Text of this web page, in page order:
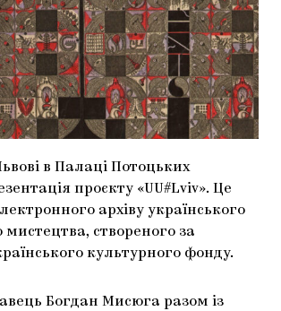
2022
МАРГІНАЛІЇ
ПЛАТФОРМА
ЗАПАЛЕННЯ
CULT ПРО РІЗДВЯНІ СВЯТА
в Палаці Потоцьких
проєкту «UU#Lviv». Це
архіву українського
мистецтва, створеного за
культурного фонду.
Богдан Мисюга разом із